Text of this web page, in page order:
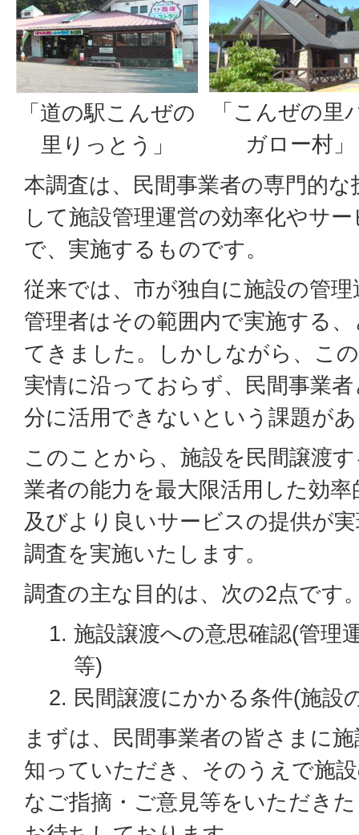
「道の駅こんぜの
里りっとう」
「こんぜの里
ガロー村」
本調査は、民間事業者の専門的
して施設管理運営の効率化やサ
で、実施するものです。
従来では、市が独自に施設の管
管理者はその範囲内で実施する
てきました。しかしながら、こ
実情に沿っておらず、民間事業
分に活用できないという課題が
このことから、施設を民間譲渡
業者の能力を最大限活用した効
及びより良いサービスの提供が
調査を実施いたします。
調査の主な目的は、次の2点です
施設譲渡への意思確認(管理
等)
民間譲渡にかかる条件(施設
まずは、民間事業者の皆さまに
知っていただき、そのうえで施
なご指摘・ご意見等をいただき